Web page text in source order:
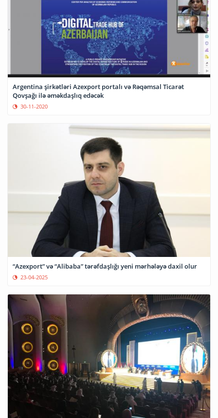
Argentina şirkətləri Azexport portalı və Rəqəmsal Ticarət
Qovşağı ilə əməkdaşlıq edəcək
30-11-2020
“Azexport” və “Alibaba” tərəfdaşlığı yeni mərhələyə daxil olur
23-04-2025